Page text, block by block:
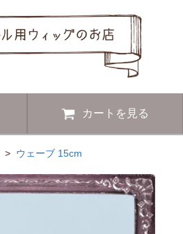
カートを見る
> ウェーブ 15cm